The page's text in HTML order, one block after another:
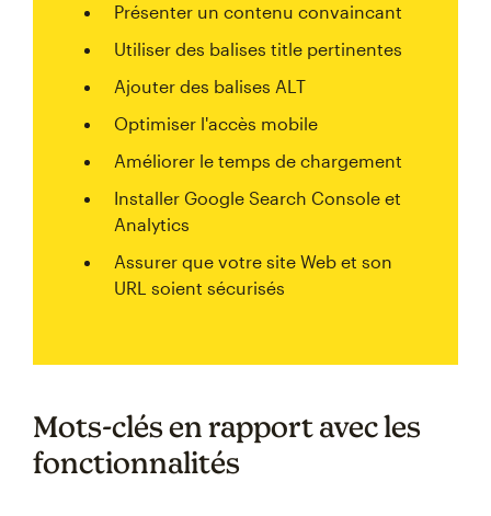
Présenter un contenu convaincant
Utiliser des balises title pertinentes
Ajouter des balises ALT
Optimiser l'accès mobile
Améliorer le temps de chargement
Installer Google Search Console et
Analytics
Assurer que votre site Web et son
URL soient sécurisés
Mots-clés en rapport avec les
fonctionnalités